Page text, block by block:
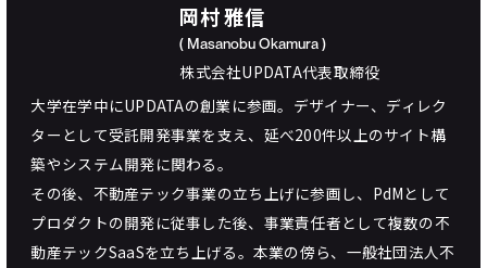
岡村 雅信
( Masanobu Okamura )
株式会社UPDATA代表取締役
大学在学中にUPDATAの創業に参画。デザイナー、ディレク
ターとして受託開発事業を支え、延べ200件以上のサイト構
築やシステム開発に関わる。
その後、不動産テック事業の立ち上げに参画し、PdMとして
プロダクトの開発に従事した後、事業責任者として複数の不
動産テックSaaSを立ち上げる。本業の傍ら、一般社団法人不